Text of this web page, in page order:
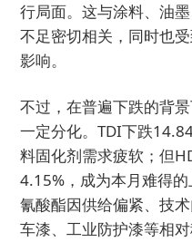
行局面。这与涂料、油
不足密切相关，同时也
影响。
不过，在普遍下跌的背
一定分化。TDI下跌
料固化剂需求疲软；但
4.15%，成为本月难得
氰酸酯因供给偏紧、技
车漆、工业防护漆等相